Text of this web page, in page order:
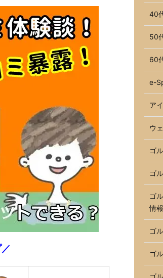
40
50
60
e-
ア
ウ
ゴ
ゴ
ゴ
情
ゴ
ゴ
ゴ